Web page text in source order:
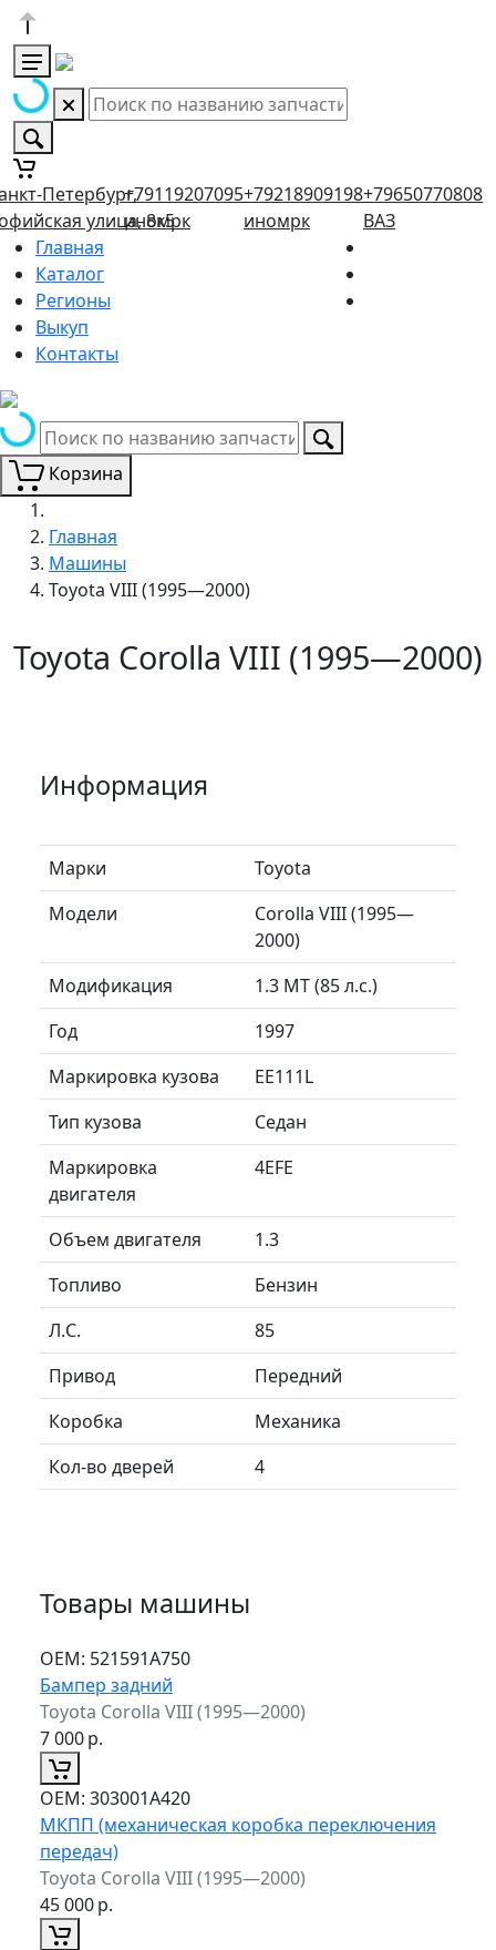
Петербург,
улица, 8к5
+79119207095
иномрк
+79218909198
иномрк
+79650770808
ВАЗ
Главная
Каталог
Регионы
Выкуп
Контакты
Корзина
Главная
Машины
Toyota VIII (1995—2000)
Toyota Corolla VIII (1995—2000)
Информация
Марки
Toyota
Модели
Corolla VIII (1995—
2000)
Модификация
1.3 MT (85 л.с.)
Год
1997
Маркировка кузова
EE111L
Тип кузова
Седан
Маркировка
двигателя
4EFE
Объем двигателя
1.3
Топливо
Бензин
Л.C.
85
Привод
Передний
Коробка
Механика
Кол-во дверей
4
Товары машины
ОЕМ: 521591A750
Бампер задний
Toyota Corolla VIII (1995—2000)
7 000р.
ОЕМ: 303001A420
МКПП (механическая коробка переключения
передач)
Toyota Corolla VIII (1995—2000)
45 000р.